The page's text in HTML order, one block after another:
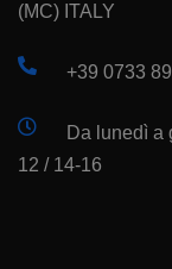
(MC) ITALY
+39 0733
Da lunedì a
12 / 14-16